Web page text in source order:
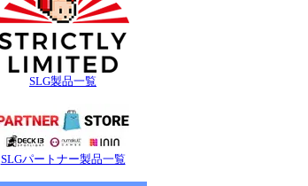
SLG製品一覧
SLGパートナー製品一覧